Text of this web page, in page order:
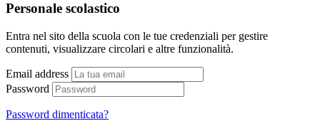
Personale scolastico
Entra nel sito della scuola con le tue credenziali per gestire
contenuti, visualizzare circolari e altre funzionalità.
Email address
Password
Password dimenticata?